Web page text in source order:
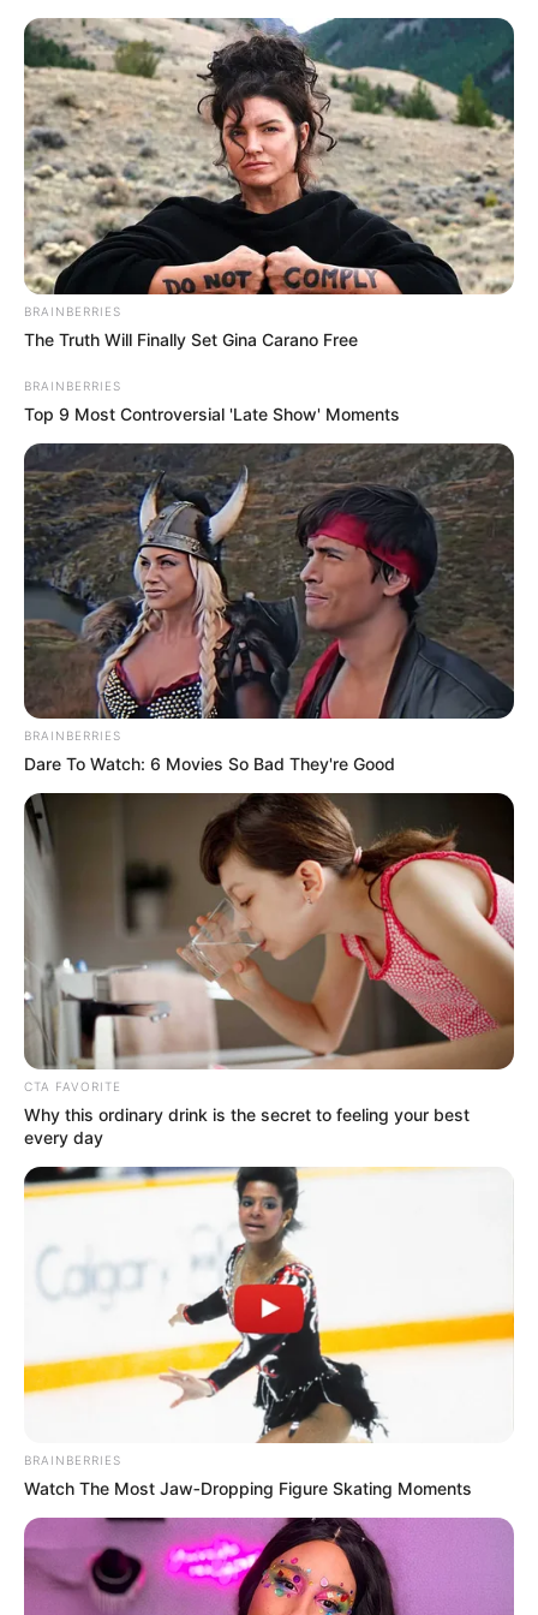
Перейти
вмісту
Groza-news.info
Громада Закарпаття
Категорія:
Прокуратурі Закарпаття не вдалося
відстояти майно Василя Брензовича
29.12.2020
Закарпатський апеляційний суд ухвалив рішення
про арешт майна, яке було вилучене під час
обшуків у керівника «Партії угорців України»
Василя Брензовича 30 листопада, повідомляє
пресслужба суду. Зазначається, що рішення в…
BRAINBERRIES
The Truth Will Finally Set Gina Carano Free
BRAINBERRIES
Top 9 Most Controversial 'Late Show' Moments
BRAINBERRIES
Dare To Watch: 6 Movies So Bad They're Good
CTA FAVORITE
Why this ordinary drink is the secret to feeling your best
every day
BRAINBERRIES
Watch The Most Jaw‑Dropping Figure Skating Moments